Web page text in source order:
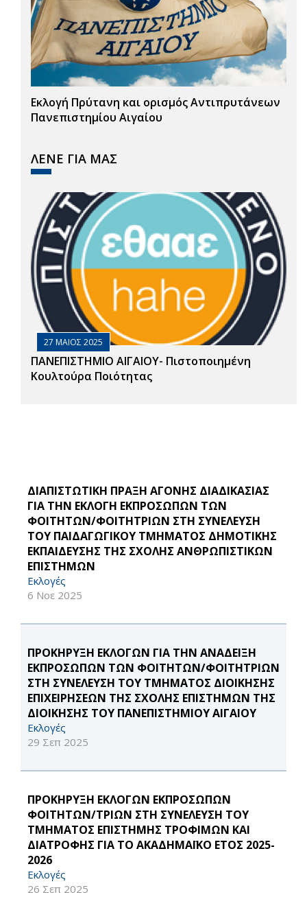
Εκλογή Πρύτανη και ορισμός Αντιπρυτάνεων
Πανεπιστημίου Αιγαίου
ΛΕΝΕ ΓΙΑ ΜΑΣ
27 ΜΑΙΟΣ 2025
ΠΑΝΕΠΙΣΤΗΜΙΟ ΑΙΓΑΙΟΥ- Πιστοποιημένη
Κουλτούρα Ποιότητας
ΔΙΑΠΙΣΤΩΤΙΚΗ ΠΡΑΞΗ ΑΓΟΝΗΣ ΔΙΑΔΙΚΑΣΙΑΣ
ΓΙΑ ΤΗΝ ΕΚΛΟΓΗ ΕΚΠΡΟΣΩΠΩΝ ΤΩΝ
ΦΟΙΤΗΤΩΝ/ΦΟΙΤΗΤΡΙΩΝ ΣΤΗ ΣΥΝΕΛΕΥΣΗ
ΤΟΥ ΠΑΙΔΑΓΩΓΙΚΟΥ ΤΜΗΜΑΤΟΣ ΔΗΜΟΤΙΚΗΣ
ΕΚΠΑΙΔΕΥΣΗΣ ΤΗΣ ΣΧΟΛΗΣ ΑΝΘΡΩΠΙΣΤΙΚΩΝ
ΕΠΙΣΤΗΜΩΝ
Εκλογές
6 Νοε 2025
ΠΡΟΚΗΡΥΞΗ ΕΚΛΟΓΩΝ ΓΙΑ ΤΗΝ ΑΝΑΔΕΙΞΗ
ΕΚΠΡΟΣΩΠΩΝ ΤΩΝ ΦΟΙΤΗΤΩΝ/ΦΟΙΤΗΤΡΙΩΝ
ΣΤΗ ΣΥΝΕΛΕΥΣΗ ΤΟΥ ΤΜΗΜΑΤΟΣ ΔΙΟΙΚΗΣΗΣ
ΕΠΙΧΕΙΡΗΣΕΩΝ ΤΗΣ ΣΧΟΛΗΣ ΕΠΙΣΤΗΜΩΝ ΤΗΣ
ΔΙΟΙΚΗΣΗΣ ΤΟΥ ΠΑΝΕΠΙΣΤΗΜΙΟΥ ΑΙΓΑΙΟΥ
Εκλογές
29 Σεπ 2025
ΠΡΟΚΗΡΥΞΗ ΕΚΛΟΓΩΝ ΕΚΠΡΟΣΩΠΩΝ
ΦΟΙΤΗΤΩΝ/ΤΡΙΩΝ ΣΤΗ ΣΥΝΕΛΕΥΣΗ ΤΟΥ
ΤΜΗΜΑΤΟΣ ΕΠΙΣΤΗΜΗΣ ΤΡΟΦΙΜΩΝ ΚΑΙ
ΔΙΑΤΡΟΦΗΣ ΓΙΑ ΤΟ ΑΚΑΔΗΜΑΪΚΟ ΕΤΟΣ 2025-
2026
Εκλογές
26 Σεπ 2025